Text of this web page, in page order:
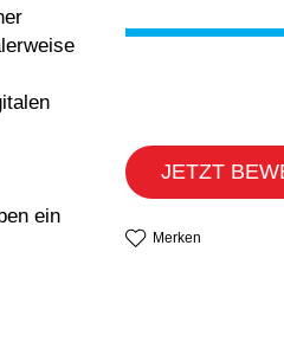
ein
JETZT
Merken